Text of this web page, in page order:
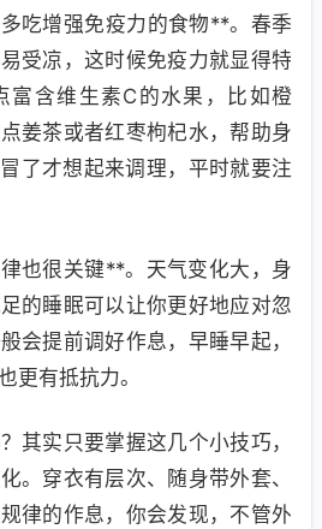
吃增强免疫力的食物**。春季
受凉，这时候免疫力就显得特
富含维生素C的水果，比如橙
姜茶或者红枣枸杞水，帮助身
了才想起来调理，平时就要注
也很关键**。天气变化大，身
的睡眠可以让你更好地应对忽
会提前调好作息，早睡早起，
更有抵抗力。
其实只要掌握这几个小技巧，
。穿衣有层次、随身带外套、
律的作息，你会发现，不管外